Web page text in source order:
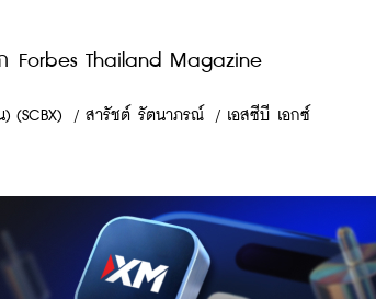
Forbes Thailand Magazine
(SCBX) / สารัชต์ รัตนาภรณ์ / เอสซีบี เอกซ์